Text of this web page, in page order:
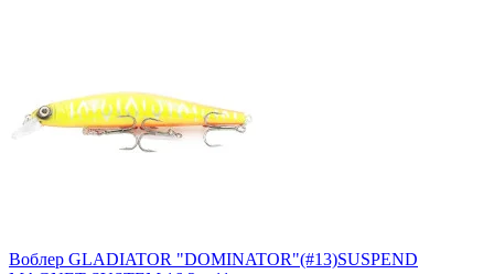
Воблер GLADIATOR "DOMINATOR"(#13)SUSPEND